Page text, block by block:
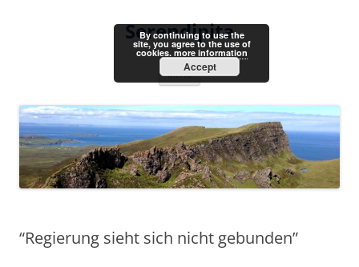
Serendipita
Menu
“Regierung sieht sich nicht gebunden”
By continuing to use the
site, you agree to the use of
cookies. more information
Accept